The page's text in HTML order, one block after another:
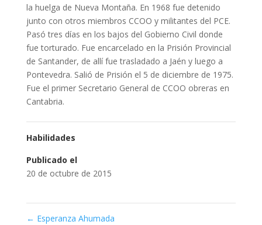
la huelga de Nueva Montaña. En 1968 fue detenido
junto con otros miembros CCOO y militantes del PCE.
Pasó tres días en los bajos del Gobierno Civil donde
fue torturado. Fue encarcelado en la Prisión Provincial
de Santander, de allí fue trasladado a Jaén y luego a
Pontevedra. Salió de Prisión el 5 de diciembre de 1975.
Fue el primer Secretario General de CCOO obreras en
Cantabria.
Habilidades
Publicado el
20 de octubre de 2015
← Esperanza Ahumada